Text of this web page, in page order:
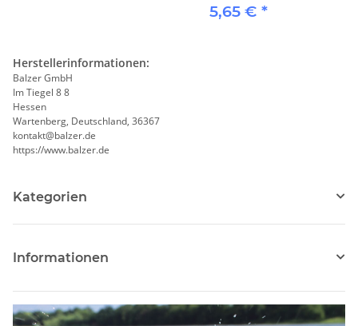
5,65 € *
Herstellerinformationen:
Balzer GmbH
Im Tiegel 8 8
Hessen
Wartenberg, Deutschland, 36367
kontakt@balzer.de
https://www.balzer.de
Kategorien
Informationen